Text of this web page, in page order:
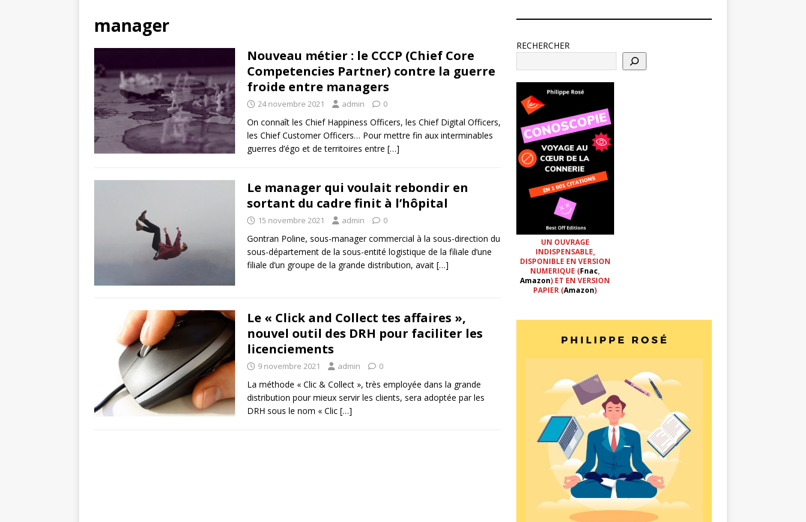
manager
Nouveau métier : le CCCP (Chief Core
Competencies Partner) contre la guerre
froide entre managers
24 novembre 2021 admin 0
On connaît les Chief Happiness Officers, les Chief Digital Officers,
les Chief Customer Officers… Pour mettre fin aux interminables
guerres d’égo et de territoires entre […]
Le manager qui voulait rebondir en
sortant du cadre finit à l’hôpital
15 novembre 2021 admin 0
Gontran Poline, sous-manager commercial à la sous-direction du
sous-département de la sous-entité logistique de la filiale d’une
filiale d’un groupe de la grande distribution, avait […]
Le « Click and Collect tes affaires »,
nouvel outil des DRH pour faciliter les
licenciements
9 novembre 2021 admin 0
La méthode « Clic & Collect », très employée dans la grande
distribution pour mieux servir les clients, sera adoptée par les
DRH sous le nom « Clic […]
RECHERCHER
UN OUVRAGE
INDISPENSABLE,
DISPONIBLE EN VERSION
NUMERIQUE (Fnac,
Amazon) ET EN VERSION
PAPIER (Amazon)